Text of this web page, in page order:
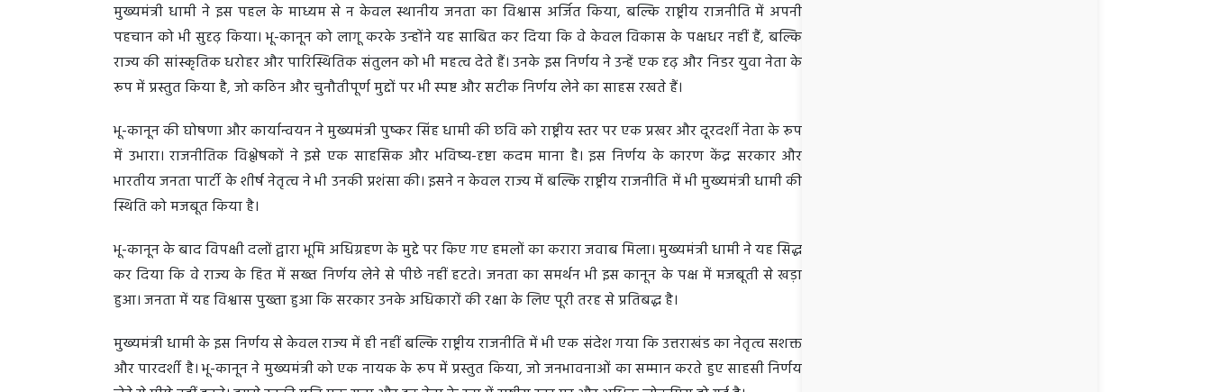
मुख्यमंत्री धामी ने इस पहल के माध्यम से न केवल स्थानीय जनता का विश्वास अर्जित किया, बल्कि राष्ट्रीय राजनीति में अपनी
पहचान को भी सुदृढ़ किया। भू-कानून को लागू करके उन्होंने यह साबित कर दिया कि वे केवल विकास के पक्षधर नहीं हैं, बल्कि
राज्य की सांस्कृतिक धरोहर और पारिस्थितिक संतुलन को भी महत्व देते हैं। उनके इस निर्णय ने उन्हें एक दृढ़ और निडर युवा नेता के
रूप में प्रस्तुत किया है, जो कठिन और चुनौतीपूर्ण मुद्दों पर भी स्पष्ट और सटीक निर्णय लेने का साहस रखते हैं।
भू-कानून की घोषणा और कार्यान्वयन ने मुख्यमंत्री पुष्कर सिंह धामी की छवि को राष्ट्रीय स्तर पर एक प्रखर और दूरदर्शी नेता के रूप
में उभारा। राजनीतिक विश्लेषकों ने इसे एक साहसिक और भविष्य-दृष्टा कदम माना है। इस निर्णय के कारण केंद्र सरकार और
भारतीय जनता पार्टी के शीर्ष नेतृत्व ने भी उनकी प्रशंसा की। इसने न केवल राज्य में बल्कि राष्ट्रीय राजनीति में भी मुख्यमंत्री धामी की
स्थिति को मजबूत किया है।
भू-कानून के बाद विपक्षी दलों द्वारा भूमि अधिग्रहण के मुद्दे पर किए गए हमलों का करारा जवाब मिला। मुख्यमंत्री धामी ने यह सिद्ध
कर दिया कि वे राज्य के हित में सख्त निर्णय लेने से पीछे नहीं हटते। जनता का समर्थन भी इस कानून के पक्ष में मजबूती से खड़ा
हुआ। जनता में यह विश्वास पुख्ता हुआ कि सरकार उनके अधिकारों की रक्षा के लिए पूरी तरह से प्रतिबद्ध है।
मुख्यमंत्री धामी के इस निर्णय से केवल राज्य में ही नहीं बल्कि राष्ट्रीय राजनीति में भी एक संदेश गया कि उत्तराखंड का नेतृत्व सशक्त
और पारदर्शी है। भू-कानून ने मुख्यमंत्री को एक नायक के रूप में प्रस्तुत किया, जो जनभावनाओं का सम्मान करते हुए साहसी निर्णय